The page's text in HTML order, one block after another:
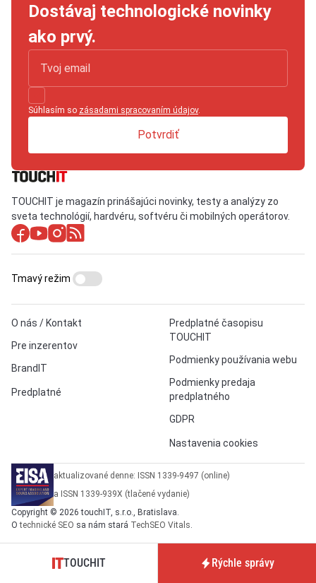
Dostávaj technologické novinky
ako prvý.
Súhlasím so zásadami spracovaním údajov.
Potvrdiť
TOUCHIT je magazín prinášajúci novinky, testy a analýzy zo
sveta technológií, hardvéru, softvéru či mobilných operátorov.
O nás / Kontakt
Pre inzerentov
BrandIT
Predplatné
Predplatné časopisu
TOUCHIT
Podmienky používania webu
Podmienky predaja
predplatného
GDPR
Nastavenia cookies
Tmavý režim
aktualizované denne: ISSN 1339-9497 (online)
a ISSN 1339-939X (tlačené vydanie)
Copyright © 2026 touchIT, s.r.o., Bratislava.
Otechnické SEO sa nám stará TechSEO Vitals
TOUCHIT Rýchle správy